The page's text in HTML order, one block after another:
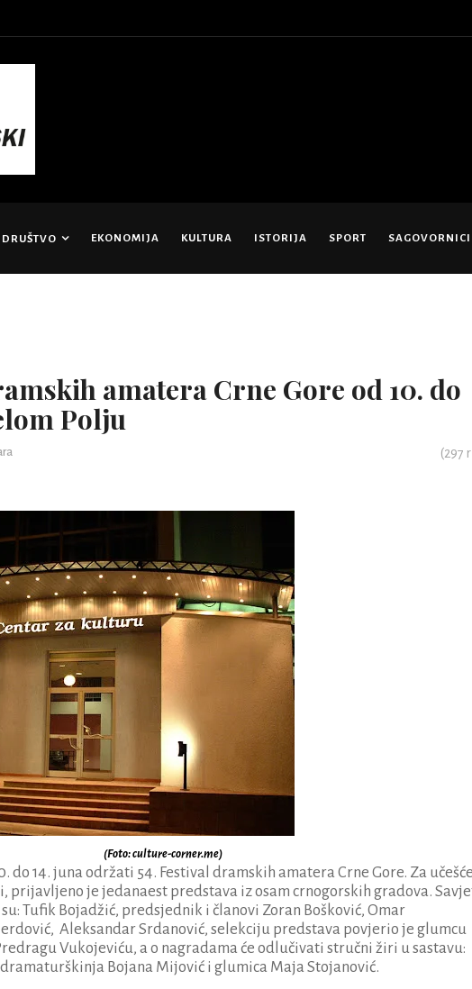
DRUŠTVO EKONOMIJA KULTURA ISTORIJA SPORT SAGOVORNICI
amatera Crne Gore od 10. do
Polju
(297
(Foto: culture-corner.me)
do 14. juna održati 54. Festival dramskih amatera Crne Gore. Za
prijavljeno je jedanaest predstava iz osam crnogorskih gradova.
Tufik Bojadžić, predsjednik i članovi Zoran Bošković, Omar
Aleksandar Srdanović, selekciju predstava povjerio je glumcu
Vukojeviću, a o nagradama će odlučivati stručni žiri u sastavu:
Bojana Mijović i glumica Maja Stojanović.